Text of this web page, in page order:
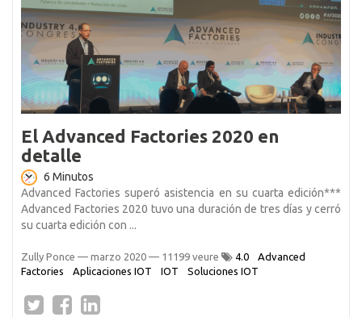
El Advanced Factories 2020 en
detalle
6 Minutos
Advanced Factories superó asistencia en su cuarta edición***
Advanced Factories 2020 tuvo una duración de tres días y cerró
su cuarta edición con ...
Zully Ponce — marzo 2020 — 11199 veure 4.0
Advanced
Factories
Aplicaciones IOT IOT Soluciones IOT